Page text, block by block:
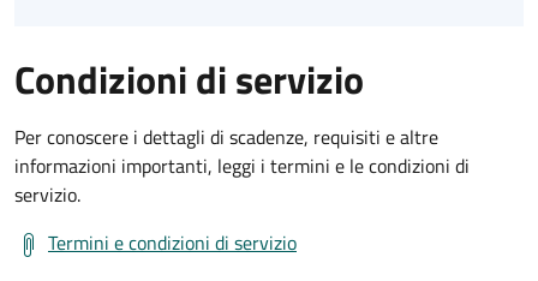
Condizioni di servizio
Per conoscere i dettagli di scadenze, requisiti e altre
informazioni importanti, leggi i termini e le condizioni di
servizio.
Termini e condizioni di servizio